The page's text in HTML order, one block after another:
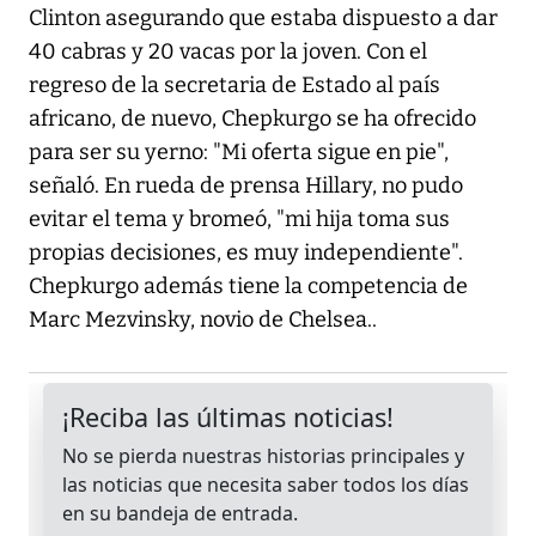
Clinton asegurando que estaba dispuesto a dar
40 cabras y 20 vacas por la joven. Con el
regreso de la secretaria de Estado al país
africano, de nuevo, Chepkurgo se ha ofrecido
para ser su yerno: "Mi oferta sigue en pie",
señaló. En rueda de prensa Hillary, no pudo
evitar el tema y bromeó, "mi hija toma sus
propias decisiones, es muy independiente".
Chepkurgo además tiene la competencia de
Marc Mezvinsky, novio de Chelsea..